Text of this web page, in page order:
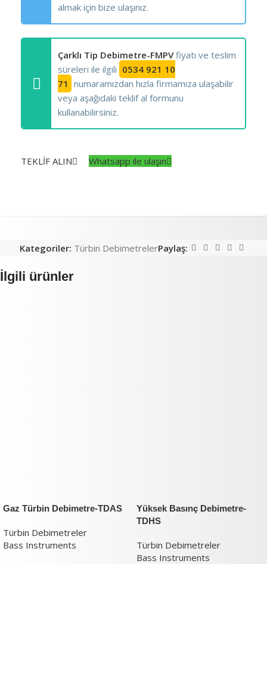
almak için bize ulaşınız.
Çarklı Tip Debimetre-FMPVfiyatı ve teslim
süreleri ile ilgili 0534 921 10
71 numaramızdan hızla firmamıza ulaşabilir
veya aşağıdaki teklif al formunu
kullanabilirsiniz.
TEKLİF ALIN Whatsapp ile ulaşın
Kategoriler: Türbin DebimetrelerPaylaş:
İlgili ürünler
Gaz Türbin Debimetre-TDAS
Türbin Debimetreler
Bass Instruments
Yüksek Basınç Debimetre-
TDHS
Türbin Debimetreler
Bass Instruments